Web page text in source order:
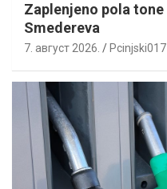
Zaplenjeno pola
Smedereva
7. август 2026. Pcinjski017